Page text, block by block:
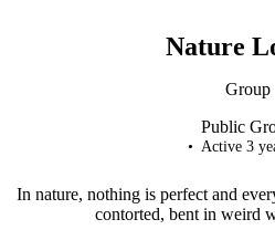
Nature
Group
Public
Active 3
In nature, nothing is perfect and
contorted, bent in weird